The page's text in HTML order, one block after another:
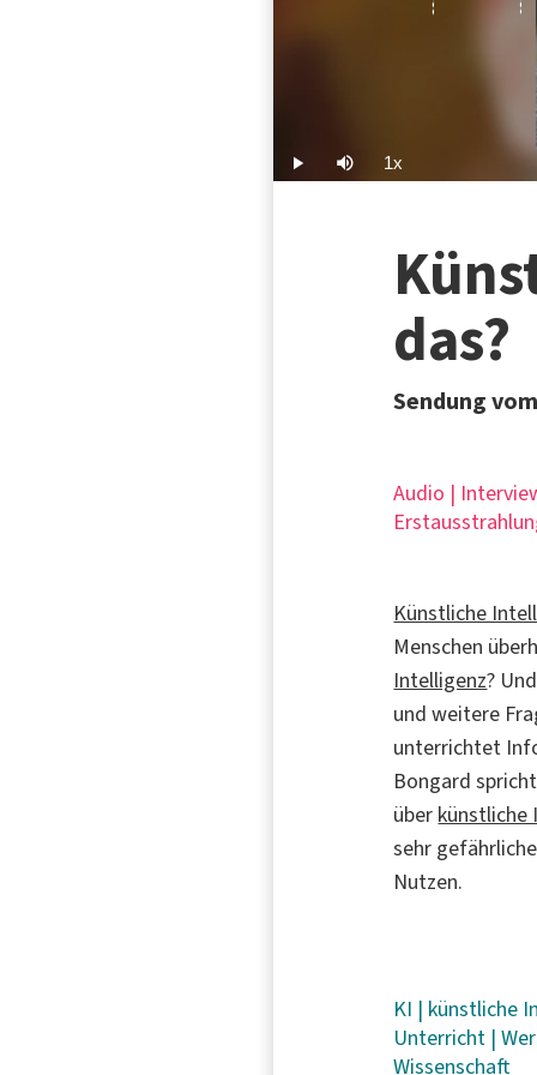
Play Mute 1xPlayback
Rate
das?
Sendung
Audio |
Künstliche
Menschen
Intelligenz?
und weitere
unterrichtet
Bongard
über künstliche
sehr
Nutzen.
KI | künstliche
Unterricht |
Wissenschaft